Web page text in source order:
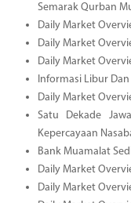
Semarak Qurban
Daily Market
Daily Market
Daily Market
Informasi Libur
Daily Market
Satu Dekade
Kepercayaan
Bank Muamalat
Daily Market
Daily Market